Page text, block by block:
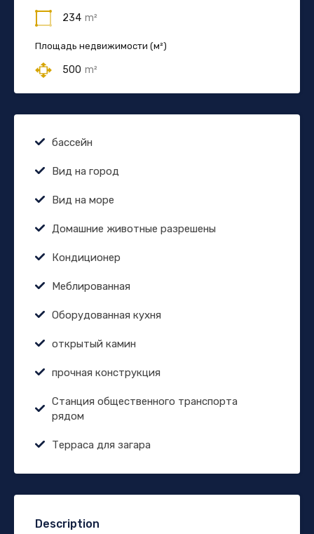
234 m²
Площадь недвижимости (м²)
500 m²
бассейн
Вид на город
Вид на море
Домашние животные разрешены
Кондиционер
Меблированная
Оборудованная кухня
открытый камин
прочная конструкция
Станция общественного транспорта
рядом
Терраса для загара
Description